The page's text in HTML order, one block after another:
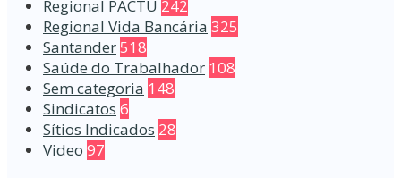
Regional PACTU 242
Regional Vida Bancária 325
Santander518
Saúde do Trabalhador 108
Sem categoria 148
Sindicatos 6
Sítios Indicados 28
Video 97